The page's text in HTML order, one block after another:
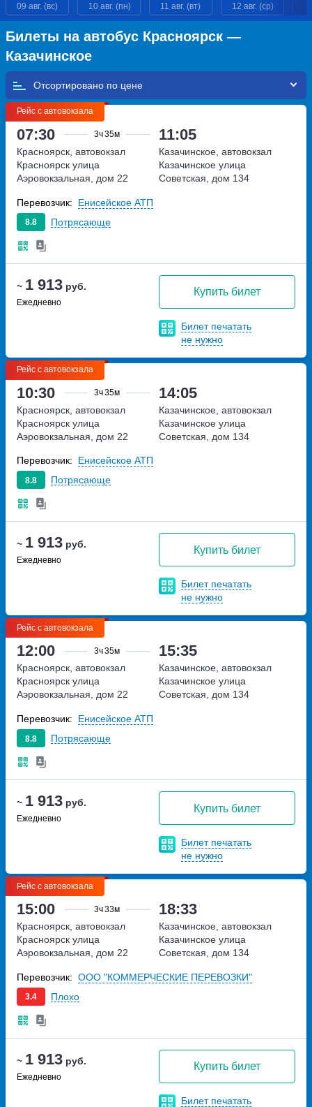
09 авг. (вс)
10 авг. (пн)
11 авг. (вт)
12 авг. (ср)
Билеты на автобус Красноярск —
Казачинское
Отсортировано по
Рейс с автовокзала
07:30 3ч35м 11:05
~ 1 913 руб.
Ежедневно
Купить билет
Билет печатать
не нужно
Красноярск, автовокзал
Красноярск улица
Аэровокзальная, дом 22
Казачинское, автовокзал
Казачинское улица
Советская, дом 134
8.8 Потрясающе
Перевозчик: Енисейское АТП
Рейс с автовокзала
10:30 3ч35м 14:05
~ 1 913 руб.
Ежедневно
Купить билет
Билет печатать
не нужно
Красноярск, автовокзал
Красноярск улица
Аэровокзальная, дом 22
Казачинское, автовокзал
Казачинское улица
Советская, дом 134
8.8 Потрясающе
Перевозчик: Енисейское АТП
Рейс с автовокзала
12:00 3ч35м 15:35
~ 1 913 руб.
Ежедневно
Купить билет
Билет печатать
не нужно
Красноярск, автовокзал
Красноярск улица
Аэровокзальная, дом 22
Казачинское, автовокзал
Казачинское улица
Советская, дом 134
8.8 Потрясающе
Перевозчик: Енисейское АТП
Рейс с автовокзала
15:00 3ч33м 18:33
~ 1 913 руб.
Ежедневно
Купить билет
Билет печатать
Красноярск, автовокзал
Красноярск улица
Аэровокзальная, дом 22
Казачинское, автовокзал
Казачинское улица
Советская, дом 134
3.4 Плохо
Перевозчик: ООО "КОММЕРЧЕСКИЕ ПЕРЕВОЗКИ"